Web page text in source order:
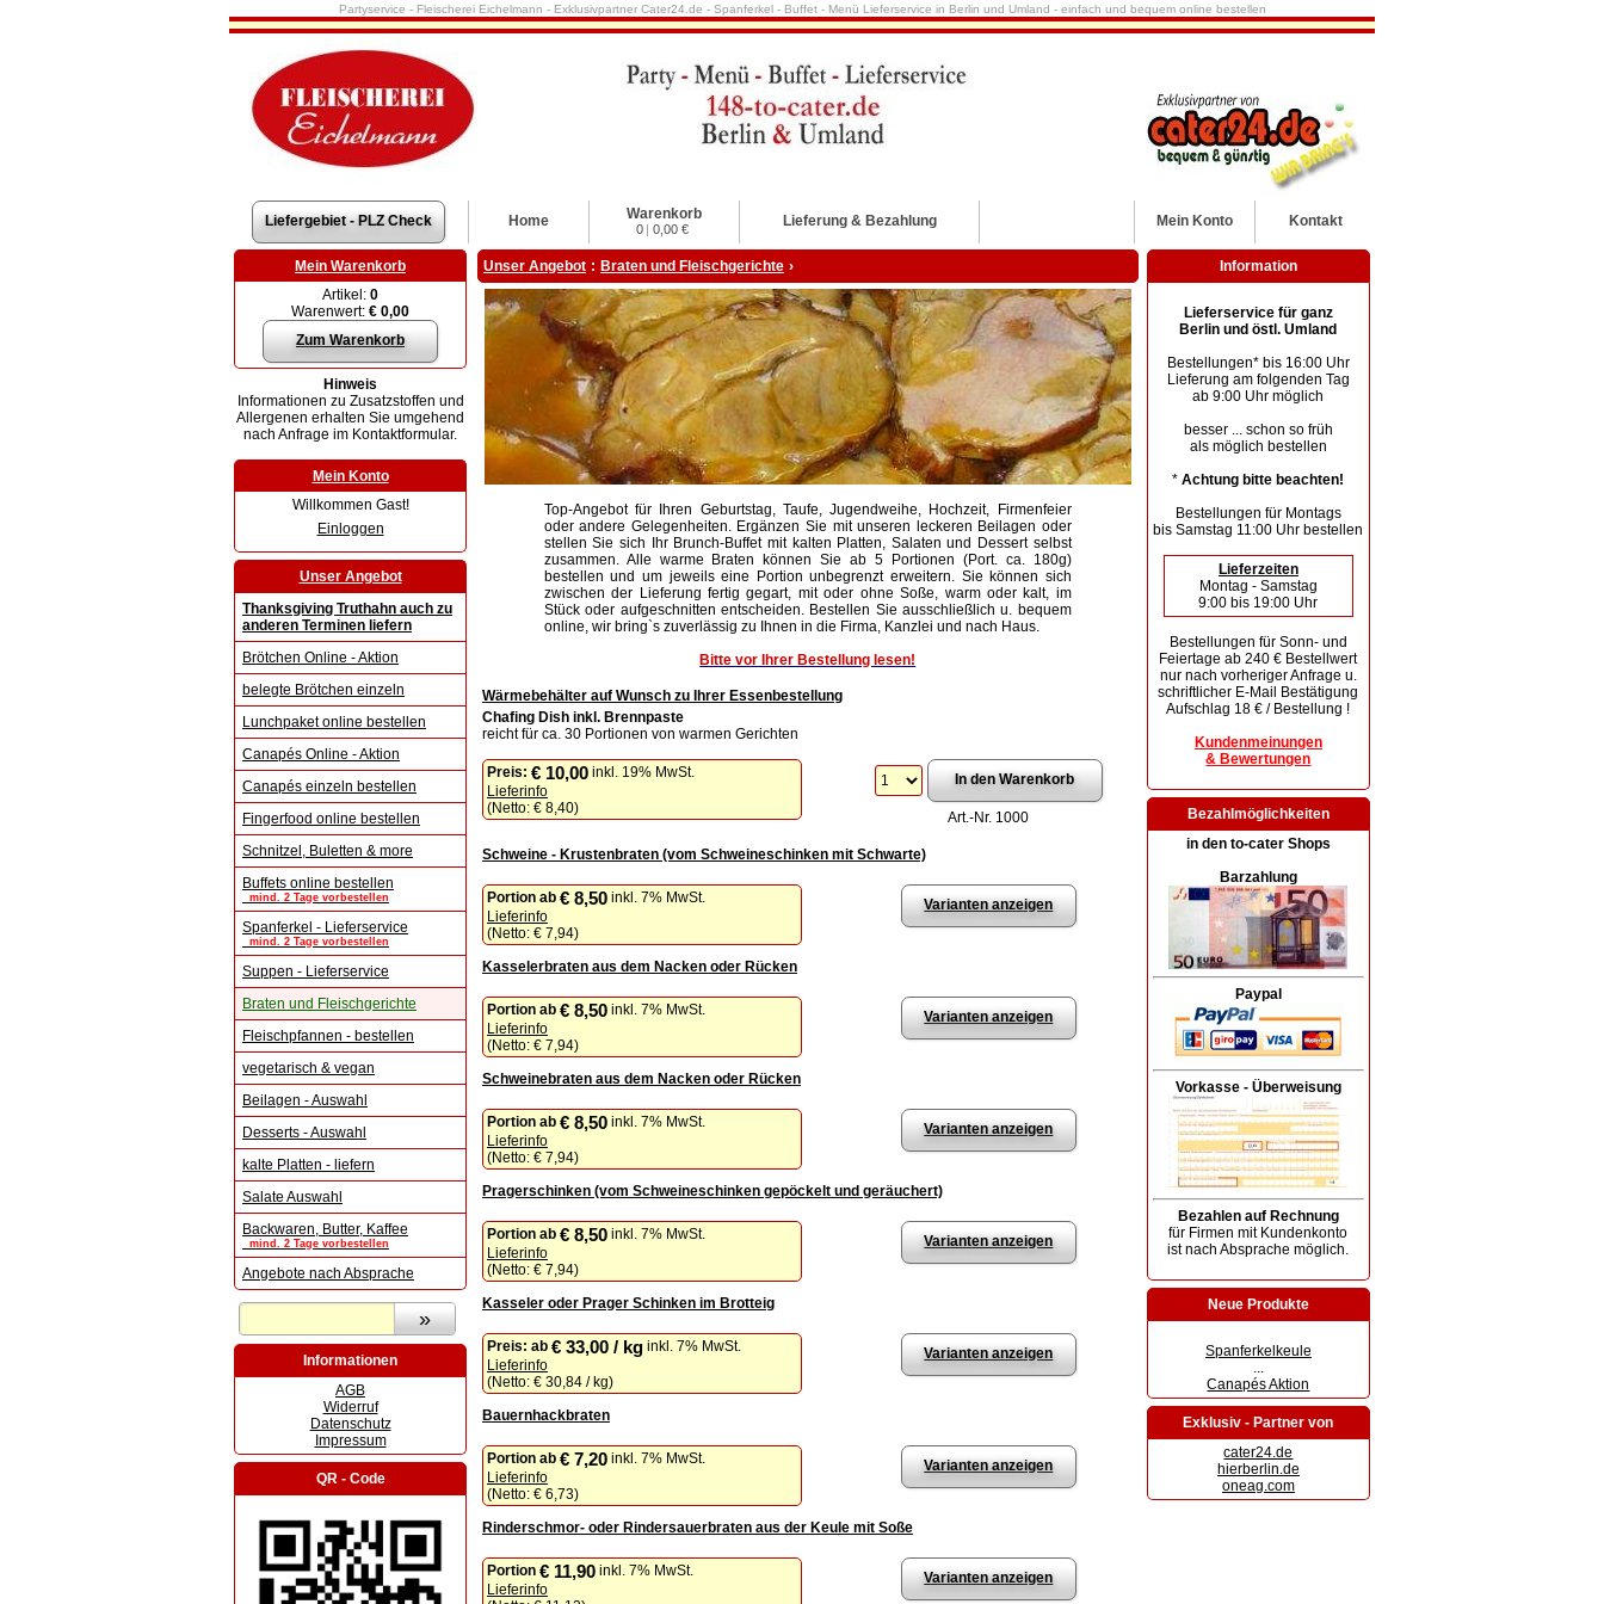
Partyservice - Fleischerei Eichelmann - Exklusivpartner Cater24.de - Spanferkel - Buffet - Menü Lieferservice in Berlin und Umland - einfach und bequem online bestellen
Liefergebiet - PLZ Check Home Warenkorb
0 | 0,00 € Lieferung & Bezahlung Kontakt
Mein Konto
Mein Warenkorb
Artikel: 0
Warenwert: € 0,00
Zum Warenkorb
Hinweis
Informationen zu Zusatzstoffen und
Allergenen erhalten Sie umgehend
nach Anfrage im Kontaktformular.
Mein Konto
Willkommen Gast!
Einloggen
Unser Angebot
Thanksgiving Truthahn auch zu
anderen Terminen liefern
Brötchen Online - Aktion
belegte Brötchen einzeln
Lunchpaket online bestellen
Canapés Online - Aktion
Canapés einzeln bestellen
Fingerfood online bestellen
Schnitzel, Buletten & more
Buffets online bestellen
mind. 2 Tage vorbestellen
Spanferkel - Lieferservice
mind. 2 Tage vorbestellen
Suppen - Lieferservice
Braten und Fleischgerichte
Fleischpfannen - bestellen
vegetarisch & vegan
Beilagen - Auswahl
Desserts - Auswahl
kalte Platten - liefern
Salate Auswahl
Backwaren, Butter, Kaffee
mind. 2 Tage vorbestellen
Angebote nach Absprache
Informationen
AGB
Widerruf
Datenschutz
Impressum
QR - Code
Unser Angebot : Braten und Fleischgerichte ›
Top-Angebot für Ihren Geburtstag, Taufe, Jugendweihe, Hochzeit, Firmenfeier
oder andere Gelegenheiten. Ergänzen Sie mit unseren leckeren Beilagen oder
stellen Sie sich Ihr Brunch-Buffet mit kalten Platten, Salaten und Dessert selbst
zusammen. Alle warme Braten können Sie ab 5 Portionen (Port. ca. 180g)
bestellen und um jeweils eine Portion unbegrenzt erweitern. Sie können sich
zwischen der Lieferung fertig gegart, mit oder ohne Soße, warm oder kalt, im
Stück oder aufgeschnitten entscheiden. Bestellen Sie ausschließlich u. bequem
online, wir bring`s zuverlässig zu Ihnen in die Firma, Kanzlei und nach Haus.
Bitte vor Ihrer Bestellung lesen!
Wärmebehälter auf Wunsch zu Ihrer Essenbestellung
Chafing Dish inkl. Brennpaste
reicht für ca. 30 Portionen von warmen Gerichten
Preis: € 10,00 inkl. 19% MwSt.
Lieferinfo
(Netto: € 8,40)
Art.-Nr. 1000
Schweine - Krustenbraten (vom Schweineschinken mit Schwarte)
Portion ab € 8,50 inkl. 7% MwSt.
Lieferinfo
(Netto: € 7,94)
Varianten anzeigen
Kasselerbraten aus dem Nacken oder Rücken
Portion ab € 8,50 inkl. 7% MwSt.
Lieferinfo
(Netto: € 7,94)
Varianten anzeigen
Schweinebraten aus dem Nacken oder Rücken
Portion ab € 8,50 inkl. 7% MwSt.
Lieferinfo
(Netto: € 7,94)
Varianten anzeigen
Pragerschinken (vom Schweineschinken gepöckelt und geräuchert)
Portion ab € 8,50 inkl. 7% MwSt.
Lieferinfo
(Netto: € 7,94)
Varianten anzeigen
Kasseler oder Prager Schinken im Brotteig
Preis: ab € 33,00 / kg inkl. 7% MwSt.
Lieferinfo
(Netto: € 30,84 / kg)
Varianten anzeigen
Bauernhackbraten
Portion ab € 7,20 inkl. 7% MwSt.
Lieferinfo
(Netto: € 6,73)
Varianten anzeigen
Rinderschmor- oder Rindersauerbraten aus der Keule mit Soße
Portion € 11,90 inkl. 7% MwSt.
Lieferinfo
Varianten anzeigen
Information
Lieferservice für ganz
Berlin und östl. Umland
Bestellungen* bis 16:00 Uhr
Lieferung am folgenden Tag
ab 9:00 Uhr möglich
besser ... schon so früh
als möglich bestellen
*Achtung bitte beachten!
Bestellungen für Montags
bis Samstag 11:00 Uhr bestellen
Lieferzeiten
Montag - Samstag
9:00 bis 19:00 Uhr
Bestellungen für Sonn- und
Feiertage ab 240 € Bestellwert
nur nach vorheriger Anfrage u.
schriftlicher E-Mail Bestätigung
Aufschlag 18 € / Bestellung !
Kundenmeinungen
& Bewertungen
Bezahlmöglichkeiten
in den to-cater Shops
Barzahlung
Paypal
Vorkasse - Überweisung
Bezahlen auf Rechnung
für Firmen mit Kundenkonto
ist nach Absprache möglich.
Neue Produkte
Spanferkelkeule
...
Canapés Aktion
Exklusiv - Partner von
cater24.de
hierberlin.de
oneag.com